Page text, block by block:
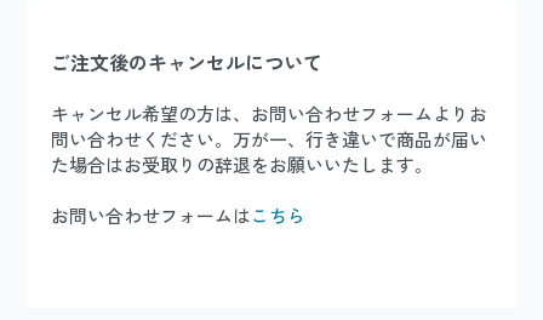
ご注文後のキャンセルについて
キャンセル希望の方は、お問い合わせフォームよりお
問い合わせください。万が一、行き違いで商品が届い
た場合はお受取りの辞退をお願いいたします。
お問い合わせフォームはこちら